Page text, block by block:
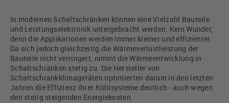
In modernen Schaltschränken können eine Vielzahl Bauteile
und Leistungselektronik untergebracht werden. Kein Wunder,
denn die Applikationen werden immer kleiner und effizienter.
Da sich jedoch gleichzeitig die Wärmeverlustleistung der
Bauteile nicht verringert, nimmt die Wärmeentwicklung in
Schaltschränken stetig zu. Die Hersteller von
Schaltschrankklimageräten optimierten darum in den letzten
Jahren die Effizienz ihrer Kühlsysteme deutlich - auch wegen
den stetig steigenden Energiekosten.